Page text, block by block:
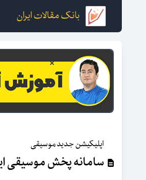
بانک مقالات ایران
اپلیکیشن جدید موسیقی
سامانه پخش موسیقی